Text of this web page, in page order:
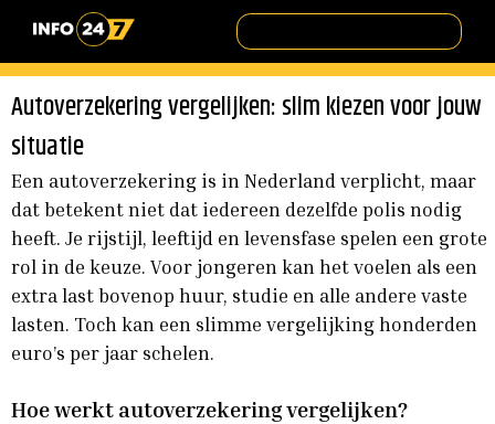
Autoverzekering vergelijken: slim kiezen voor jouw
situatie
Een autoverzekering is in Nederland verplicht, maar
dat betekent niet dat iedereen dezelfde polis nodig
heeft. Je rijstijl, leeftijd en levensfase spelen een grote
rol in de keuze. Voor jongeren kan het voelen als een
extra last bovenop huur, studie en alle andere vaste
lasten. Toch kan een slimme vergelijking honderden
euro’s per jaar schelen.
Hoe werkt autoverzekering vergelijken?